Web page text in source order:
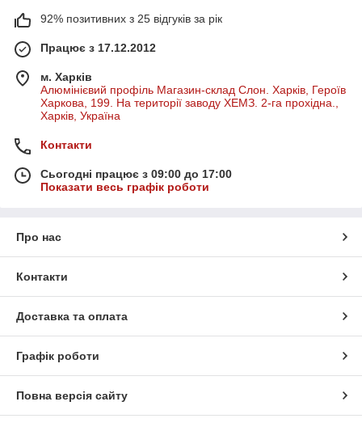
92% позитивних з 25 відгуків за рік
Працює з 17.12.2012
м. Харків
Алюмінієвий профіль Магазин-склад Слон. Харків, Героїв
Харкова, 199. На території заводу ХЕМЗ. 2-га прохідна.,
Харків, Україна
Контакти
Сьогодні працює з 09:00 до 17:00
Показати весь графік роботи
Про нас
Контакти
Доставка та оплата
Графік роботи
Повна версія сайту